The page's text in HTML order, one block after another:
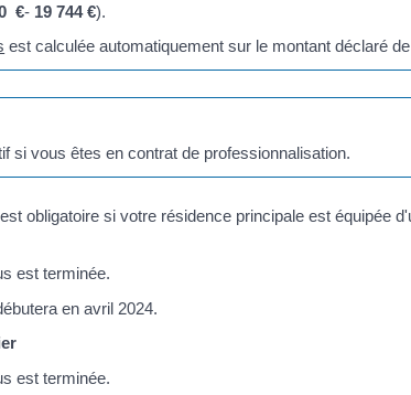
€- 19 744 €).
est calculée automatiquement sur le montant déclaré de
si vous êtes en contrat de professionnalisation.
est obligatoire si votre résidence principale est équipée
est terminée.
en avril 2024.
est terminée.